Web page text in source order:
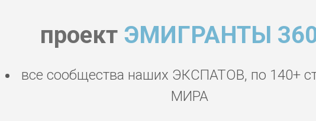
проект ЭМИГРАНТЫ
все сообщества наших ЭКСПАТОВ, по 140+
МИРА